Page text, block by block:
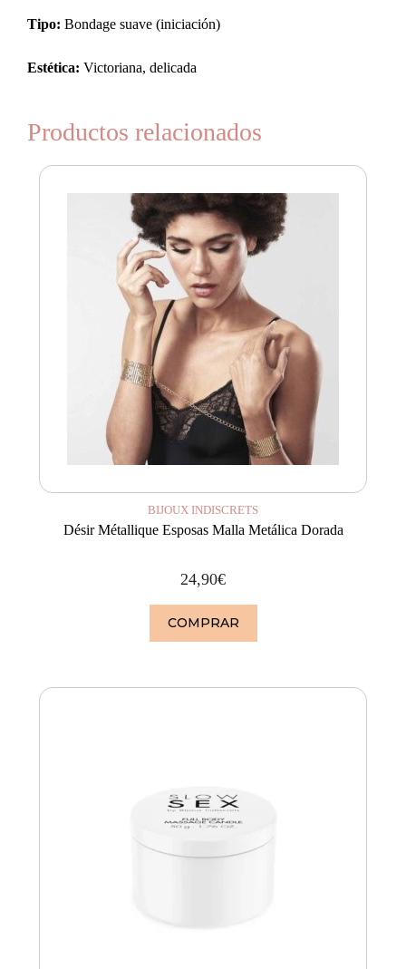
Tipo: Bondage suave (iniciación)
Estética: Victoriana, delicada
Productos relacionados
BIJOUX INDISCRETS
Désir Métallique Esposas Malla Metálica Dorada
24,90€
COMPRAR